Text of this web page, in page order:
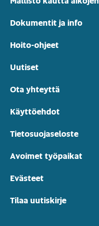
Dokumentit ja info
Hoito-ohjeet
Uutiset
Ota yhteyttä
Käyttöehdot
Tietosuojaseloste
Avoimet työpaikat
Evästeet
Tilaa uutiskirje